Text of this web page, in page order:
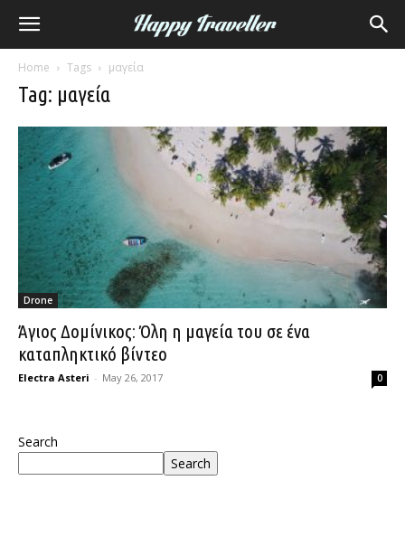
Home Tags μαγεία
Tag: μαγεία
Drone
Άγιος Δομίνικος: Όλη η μαγεία του σε ένα
καταπληκτικό βίντεο
Electra Asteri - May 26, 2017 0
Search
Search